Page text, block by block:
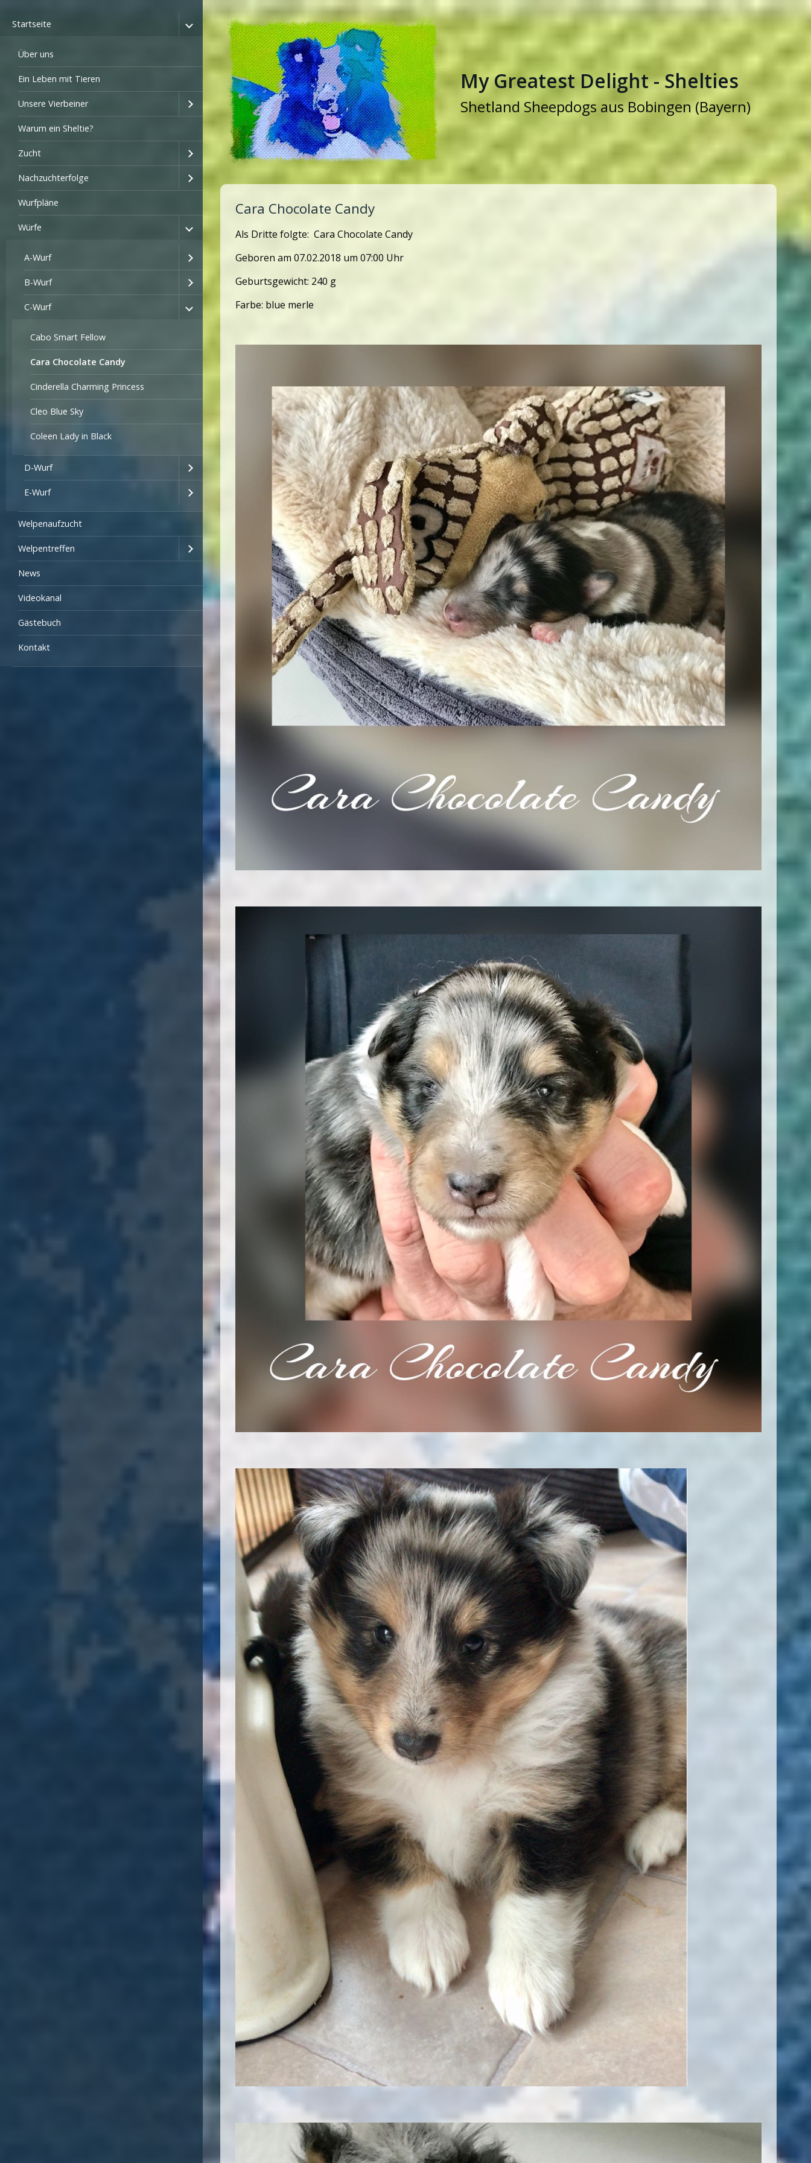
Startseite
Über uns
Ein Leben mit Tieren
Unsere Vierbeiner
Warum ein Sheltie?
Zucht
Nachzuchterfolge
Wurfpläne
Würfe
A-Wurf
B-Wurf
C-Wurf
Cabo Smart Fellow
Cara Chocolate Candy
Cinderella Charming Princess
Cleo Blue Sky
Coleen Lady in Black
D-Wurf
E-Wurf
Welpenaufzucht
Welpentreffen
News
Videokanal
Gästebuch
Kontakt
My Greatest Delight - Shelties
Shetland Sheepdogs aus Bobingen (Bayern)
Cara Chocolate Candy
Als Dritte folgte: Cara Chocolate Candy
Geboren am 07.02.2018 um 07:00 Uhr
Geburtsgewicht: 240 g
Farbe: blue merle